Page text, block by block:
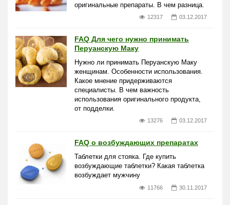
оригинальные препараты. В чем разница.
12317 03.12.2017
FAQ Для чего нужно принимать
Перуанскую Маку
Нужно ли принимать Перуанскую Маку
женщинам. Особенности использования.
Какое мнение придерживаются
специалисты. В чем важность
использования оригинального продукта,
от подделки.
13276 03.12.2017
FAQ о возбуждающих препаратах
Таблетки для стояка. Где купить
возбуждающие таблетки? Какая таблетка
возбуждает мужчину
11766 30.11.2017